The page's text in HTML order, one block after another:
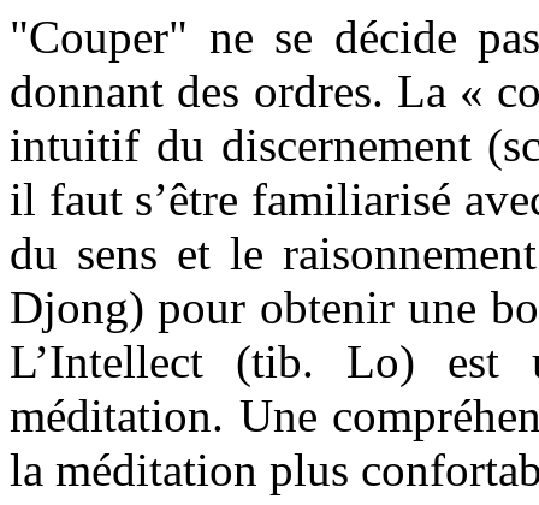
"Couper" ne se décide
donnant des ordres. La «
intuitif du discernement
il faut s’être familiarisé
du sens et le
Djong) pour obtenir une
L’Intellect (tib. Lo) est
méditation. Une
la méditation plus